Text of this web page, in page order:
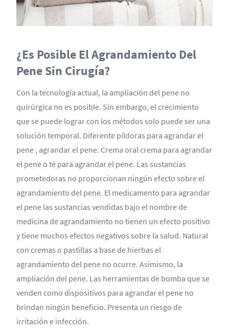
¿Es Posible El Agrandamiento Del
Pene Sin Cirugía?
Con la tecnología actual, la ampliación del pene no
quirúrgica no es posible. Sin embargo, el crecimiento
que se puede lograr con los métodos solo puede ser una
solución temporal. Diferente píldoras para agrandar el
pene , agrandar el pene. Crema oral crema para agrandar
el pene o té para agrandar el pene. Las sustancias
prometedoras no proporcionan ningún efecto sobre el
agrandamiento del pene. El medicamento para agrandar
el pene las sustancias vendidas bajo el nombre de
medicina de agrandamiento no tienen un efecto positivo
y tiene muchos efectos negativos sobre la salud. Natural
con cremas o pastillas a base de hierbas el
agrandamiento del pene no ocurre. Asimismo, la
ampliación del pene. Las herramientas de bomba que se
venden como dispositivos para agrandar el pene no
brindan ningún beneficio. Presenta un riesgo de
irritación e infección.